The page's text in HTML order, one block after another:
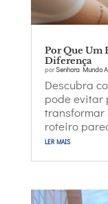
Por Que Um
Diferença
porSenhora Mundo
Descubra
pode evitar
transformar
roteiro
ler mais